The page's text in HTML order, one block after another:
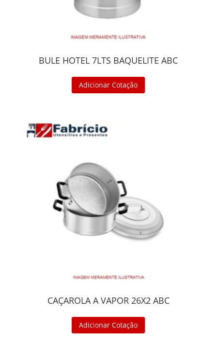
BULE HOTEL 7LTS BAQUELITE ABC
Adicionar Cotação
CAÇAROLA A VAPOR 26X2 ABC
Adicionar Cotação